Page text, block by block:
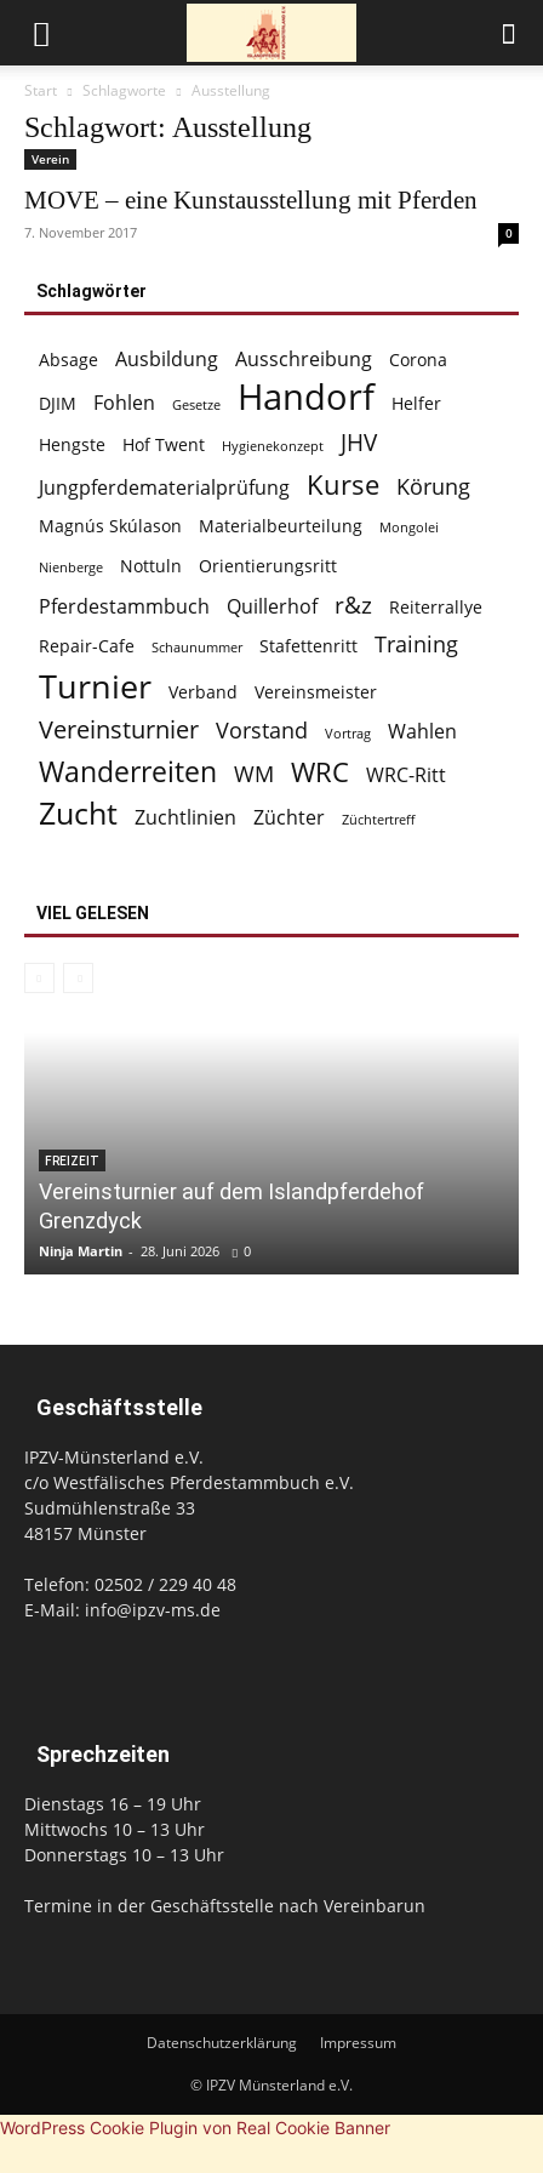
Start Schlagworte Ausstellung
Schlagwort: Ausstellung
Verein
MOVE – eine Kunstausstellung mit Pferden
7. November 2017 0
Schlagwörter
Absage Ausbildung Ausschreibung
Corona
DJIM
Fohlen Gesetze Handorf
Helfer
Hengste
Hof Twent Hygienekonzept JHV
Jungpferdematerialprüfung Kurse Körung
Magnús Skúlason Materialbeurteilung Mongolei
Nienberge Nottuln Orientierungsritt
Pferdestammbuch Quillerhof r&z
Reiterrallye
Repair-Cafe
Schaunummer Stafettenritt Training
Turnier Verband Vereinsmeister
Vereinsturnier Vorstand Vortrag Wahlen
Wanderreiten WM WRC WRC-Ritt
Zucht Zuchtlinien Züchter Züchtertreff
VIEL GELESEN
FREIZEIT
Vereinsturnier auf dem Islandpferdehof
Grenzdyck
Ninja Martin - 28. Juni 2026 0
Geschäftsstelle
IPZV-Münsterland e.V.
c/o Westfälisches Pferdestammbuch e.V.
Sudmühlenstraße 33
48157 Münster
Telefon: 02502 / 229 40 48
E-Mail: info@ipzv-ms.de
Sprechzeiten
Dienstags 16 – 19 Uhr
Mittwochs 10 – 13 Uhr
Donnerstags 10 – 13 Uhr
Termine in der Geschäftsstelle nach Vereinbarun
Datenschutzerklärung Impressum
© IPZV Münsterland e.V.
WordPress Cookie Plugin von Real Cookie Banner